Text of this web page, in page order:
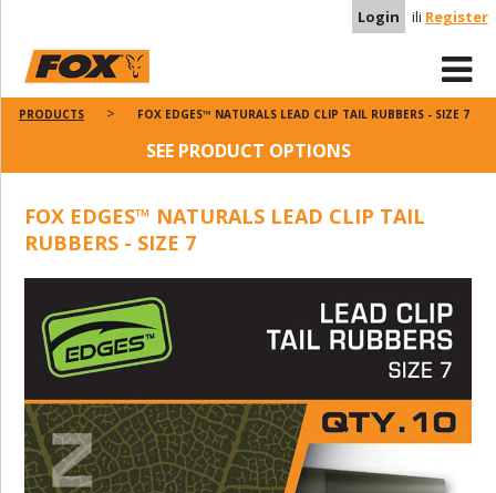
Login ili Register
PRODUCTS FOX EDGES™ NATURALS LEAD CLIP TAIL RUBBERS - SIZE 7
SEE PRODUCT OPTIONS
FOX EDGES™ NATURALS LEAD CLIP TAIL
RUBBERS - SIZE 7